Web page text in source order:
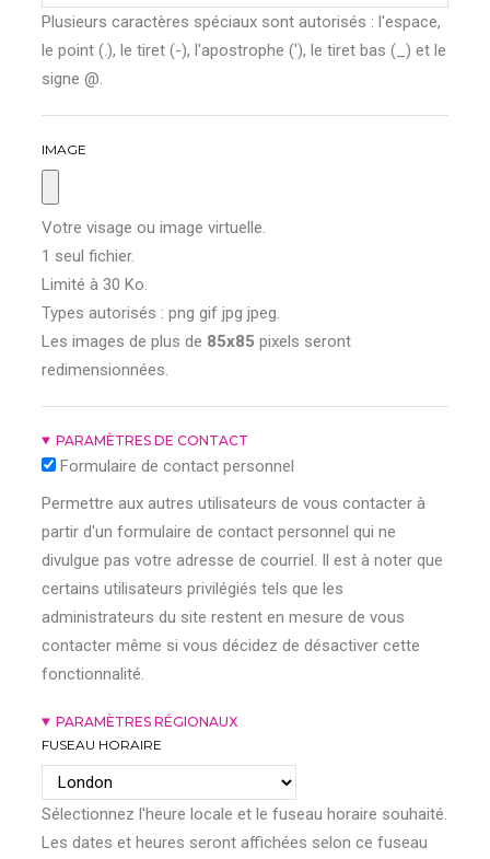
Plusieurs caractères spéciaux sont autorisés : l'espace,
le point (.), le tiret (-), l'apostrophe ('), le tiret bas (_) et le
signe @.
IMAGE
Votre visage ou image virtuelle.
1 seul fichier.
Limité à 30 Ko.
Types autorisés : png gif jpg jpeg.
Les images de plus de 85x85 pixels seront
redimensionnées.
PARAMÈTRES DE CONTACT
Formulaire de contact personnel
Permettre aux autres utilisateurs de vous contacter à
partir d'un formulaire de contact personnel qui ne
divulgue pas votre adresse de courriel. Il est à noter que
certains utilisateurs privilégiés tels que les
administrateurs du site restent en mesure de vous
contacter même si vous décidez de désactiver cette
fonctionnalité.
PARAMÈTRES RÉGIONAUX
FUSEAU HORAIRE
Sélectionnez l'heure locale et le fuseau horaire souhaité.
Les dates et heures seront affichées selon ce fuseau